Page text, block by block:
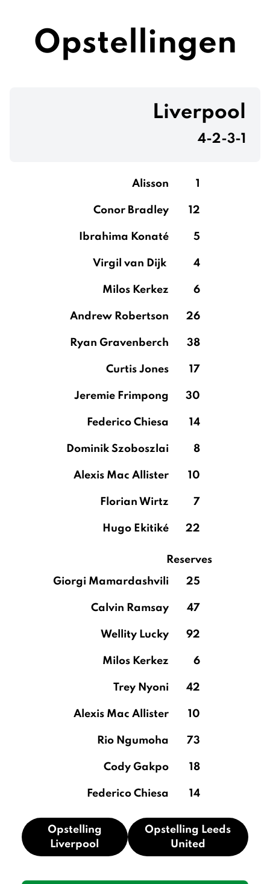
Opstellingen
Liverpool
4-2-3-1
Alisson 1
Conor Bradley 12
Ibrahima Konaté 5
Virgil van Dijk 4
Milos Kerkez 6
Andrew Robertson 26
Ryan Gravenberch 38
Curtis Jones 17
Jeremie Frimpong 30
Federico Chiesa 14
Dominik Szoboszlai 8
Alexis Mac Allister 10
Florian Wirtz 7
Hugo Ekitiké 22
Reserves
Giorgi Mamardashvili
25
Calvin Ramsay 47
Wellity Lucky 92
Milos Kerkez 6
Trey Nyoni 42
Alexis Mac Allister 10
Rio Ngumoha 73
Cody Gakpo 18
Federico Chiesa 14
Opstelling
Liverpool
Opstelling Leeds
United